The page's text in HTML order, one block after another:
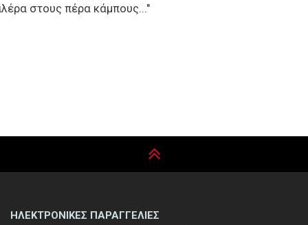
στους πέρα κάμπους..."
ΗΛΕΚΤΡΟΝΙΚΕΣ ΠΑΡΑΓΓΕΛΙΕΣ